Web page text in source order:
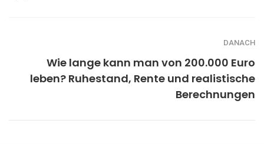
DANACH
Wie lange kann man von 200.000 Euro
leben? Ruhestand, Rente und realistische
Berechnungen